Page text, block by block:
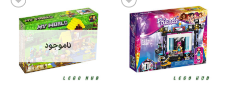
افزودن
به
علاقه
مندی
ها
افزودن
به
علاقه
مندی
ها
ناموجود